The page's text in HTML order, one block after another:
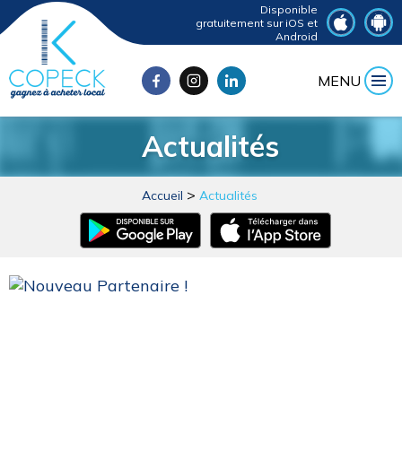
Disponible
gratuitement sur iOS et
Android
MENU
Actualités
Accueil Actualités